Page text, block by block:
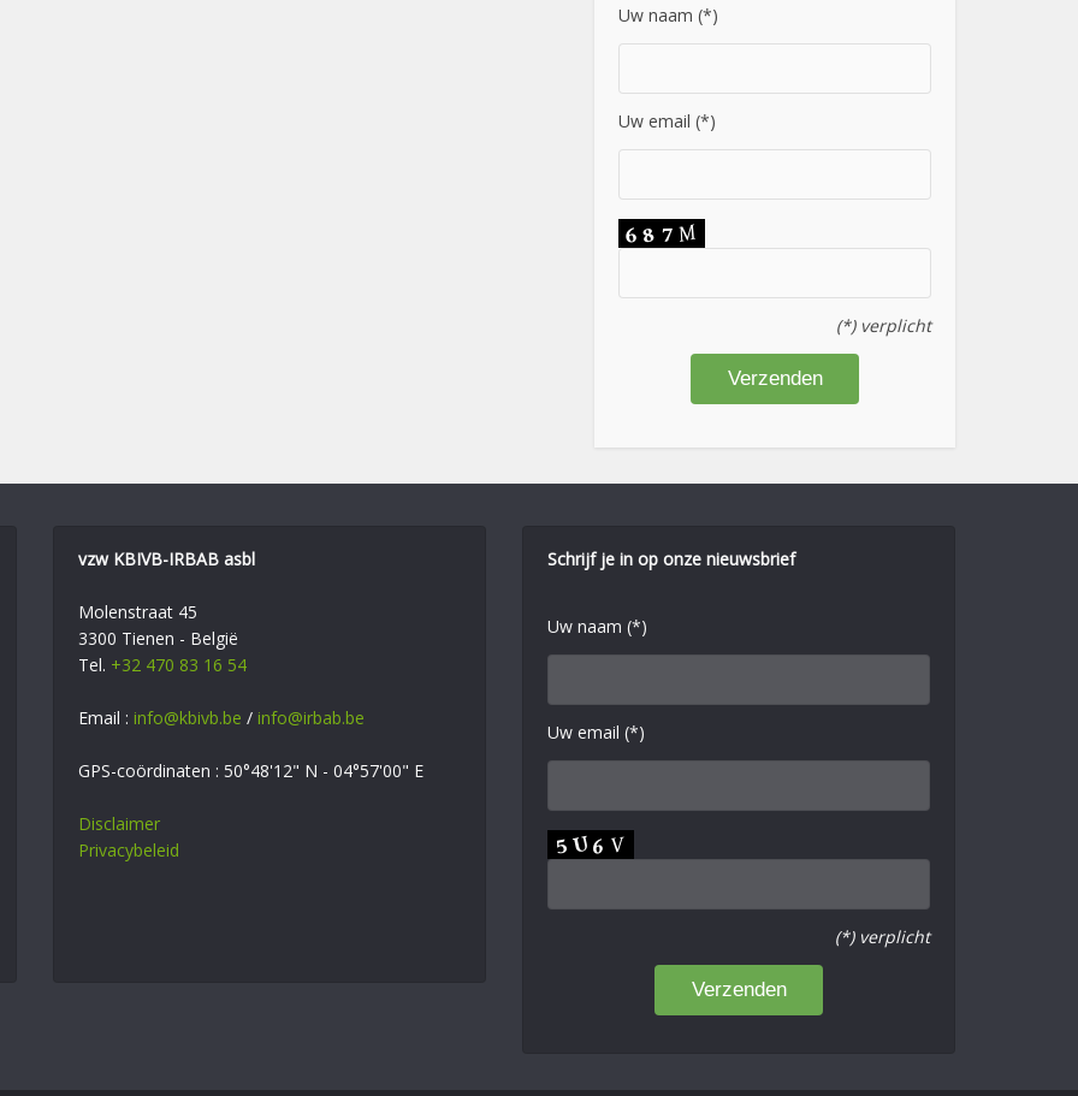
Uw naam (*)
Uw email (*)
(*) verplicht
vzw KBIVB-IRBAB asbl
Molenstraat 45
3300 Tienen - België
Tel. +32 470 83 16 54
Email : info@kbivb.be / info@irbab.be
GPS-coördinaten : 50°48'12" N - 04°57'00" E
Disclaimer
Privacybeleid
Schrijf je in op onze nieuwsbrief
Uw naam (*)
Uw email (*)
(*) verplicht